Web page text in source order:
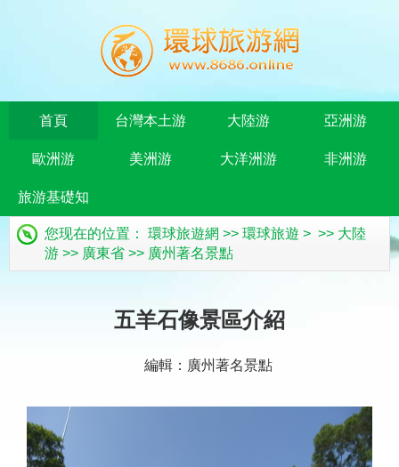
首頁 台灣本土游 大陸游 亞洲游
歐洲游 美洲游 大洋洲游 非洲游
旅游基礎知
識
您现在的位置： 環球旅遊網 >> 環球旅遊 > >> 大陸
游 >> 廣東省 >> 廣州著名景點
五羊石像景區介紹
編輯：廣州著名景點